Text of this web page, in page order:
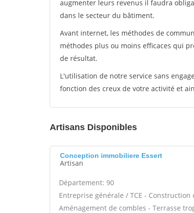
augmenter leurs revenus il faudra
dans le secteur du bâtiment.
Avant internet, les méthodes de
méthodes plus ou moins efficaces qui
de résultat.
L'utilisation de notre service sans
fonction des creux de votre activité et
Artisans Disponibles
Conception immobiliere Essert
Artisan
Département: 90
Entreprise générale / TCE -
Aménagement de combles - Terrasse